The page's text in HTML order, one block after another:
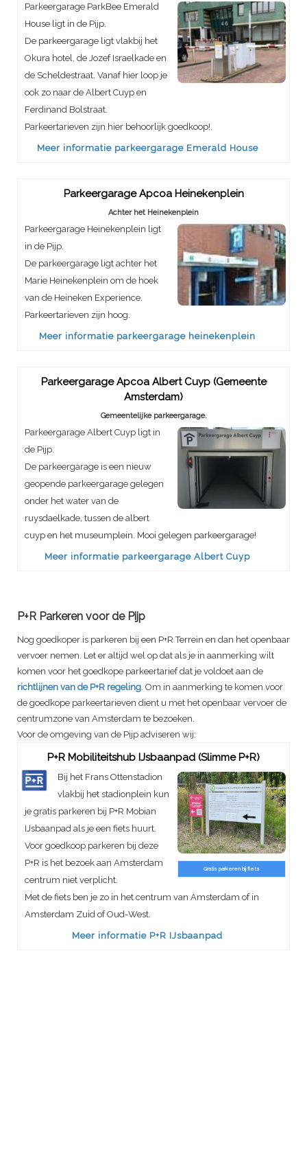
Parkeergarage ParkBee Emerald
House ligt in de Pijp.
De parkeergarage ligt vlakbij het
Okura hotel, de Jozef Israelkade en
de Scheldestraat. Vanaf hier loop je
ook zo naar de Albert Cuyp en
Ferdinand Bolstraat.
Parkeertarieven zijn hier behoorlijk goedkoop!.
Meer informatie parkeergarage Emerald House
Parkeergarage Apcoa Heinekenplein
Achter het Heinekenplein
Parkeergarage Heinekenplein ligt
in de Pijp.
De parkeergarage ligt achter het
Marie Heinekenplein om de hoek
van de Heineken Experience.
Parkeertarieven zijn hoog.
Meer informatie parkeergarage heinekenplein
Parkeergarage Apcoa Albert Cuyp (Gemeente
Amsterdam)
Gemeentelijke parkeergarage.
Parkeergarage Albert Cuyp ligt in
de Pijp.
De parkeergarage is een nieuw
geopende parkeergarage gelegen
onder het water van de
ruysdaelkade, tussen de albert
cuyp en het museumplein. Mooi gelegen parkeergarage!
Meer informatie parkeergarage Albert Cuyp
P+R Parkeren voor de Pijp
Nog goedkoper is parkeren bij een P+R Terrein en dan het openbaar
vervoer nemen. Let er altijd wel op dat als je in aanmerking wilt
komen voor het goedkope parkeertarief dat je voldoet aan de
richtlijnen van de P+R regeling . Om in aanmerking te komen voor
de goedkope parkeertarieven dient u met het openbaar vervoer de
centrumzone van Amsterdam te bezoeken.
Voor de omgeving van de Pijp adviseren wij:
P+R Mobiliteitshub IJsbaanpad (Slimme P+R)
Gratis parkeren bij fiets
Bij het Frans Ottenstadion
vlakbij het stadionplein kun
je gratis parkeren bij P+R Mobian
IJsbaanpad als je een fiets huurt.
Voor goedkoop parkeren bij deze
P+R is het bezoek aan Amsterdam
centrum niet verplicht.
Met de fiets ben je zo in het centrum van Amsterdam of in
Amsterdam Zuid of Oud-West.
Meer informatie P+R IJsbaanpad